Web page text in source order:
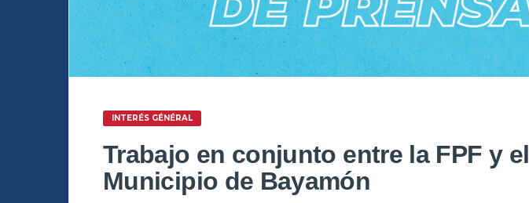
INTERÉS GÉNÉRAL
Trabajo en conjunto entre la FPF y el
Municipio de Bayamón